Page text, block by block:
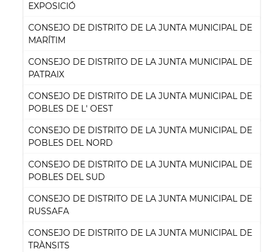
EXPOSICIÓ
CONSEJO DE DISTRITO DE LA JUNTA MUNICIPAL DE
MARÍTIM
CONSEJO DE DISTRITO DE LA JUNTA MUNICIPAL DE
PATRAIX
CONSEJO DE DISTRITO DE LA JUNTA MUNICIPAL DE
POBLES DE L' OEST
CONSEJO DE DISTRITO DE LA JUNTA MUNICIPAL DE
POBLES DEL NORD
CONSEJO DE DISTRITO DE LA JUNTA MUNICIPAL DE
POBLES DEL SUD
CONSEJO DE DISTRITO DE LA JUNTA MUNICIPAL DE
RUSSAFA
CONSEJO DE DISTRITO DE LA JUNTA MUNICIPAL DE
TRÀNSITS